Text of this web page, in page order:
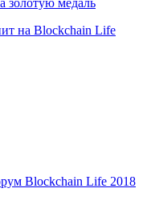
золотую медаль
на Blockchain Life
Blockchain Life 2018